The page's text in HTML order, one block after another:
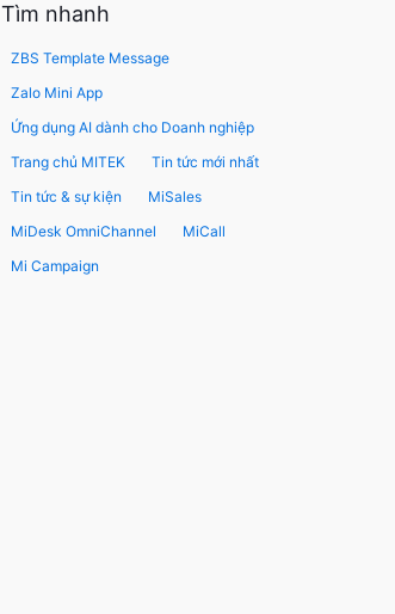
Tìm nhanh
ZBS Template Message
Zalo Mini App
Ứng dụng AI dành cho Doanh nghiệp
Trang chủ MITEK
Tin tức mới nhất
Tin tức & sự kiện
MiSales
MiDesk OmniChannel
MiCall
Mi Campaign